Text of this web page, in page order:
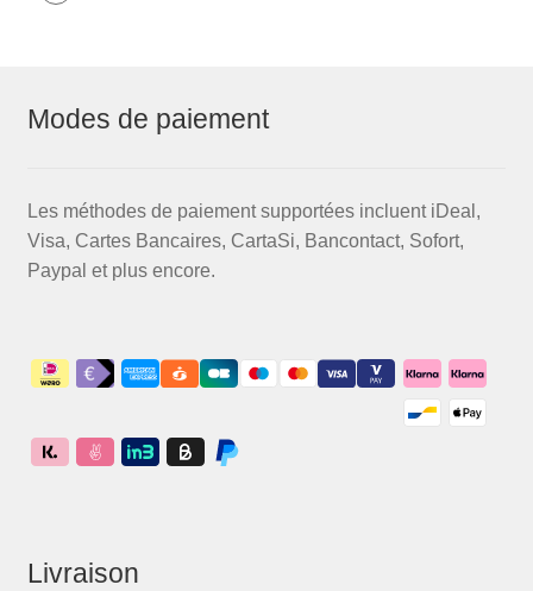
Modes de paiement
Les méthodes de paiement supportées incluent iDeal,
Visa, Cartes Bancaires, CartaSi, Bancontact, Sofort,
Paypal et plus encore.
Livraison